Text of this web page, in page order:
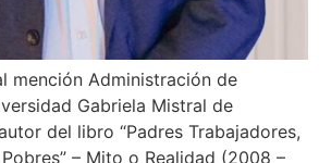
mención Administración de
Gabriela Mistral de
del libro “Padres Trabajadores,
– Mito o Realidad (2008 –